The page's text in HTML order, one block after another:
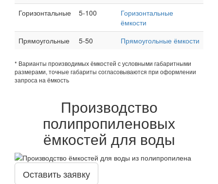
Горизонтальные
5-100
Горизонтальные
ёмкости
Прямоугольные
5-50 Прямоугольные ёмкости
* Варианты производимых ёмкостей с условными габаритными
размерами, точные габариты согласовываются при оформлении
запроса на ёмкость
Производство
полипропиленовых
ёмкостей для воды
Оставить заявку